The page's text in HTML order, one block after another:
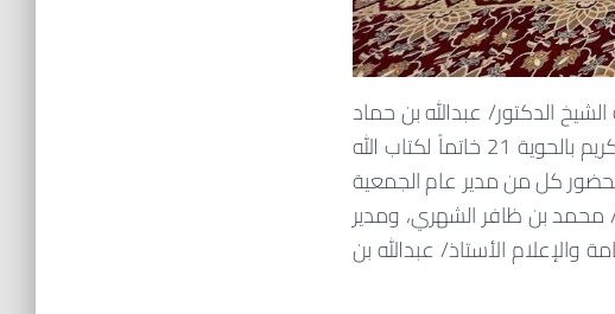
الدكتور/ عبدالله بن حماد
القرشي كرمت جمعية فرقان ممثلة في مركز إشراف حلقات تحفيظ القرآن الكريم بالحوية 21 خاتماً لكتاب الله
يوم الأربعاء 15 ربيع الأول 1446هـ الموافق 18 سبتمبر 2024م بحضور كل من مدير عام الجمعية
محمد بن ظافر الشهري، ومدير
والإعلام الأستاذ/ عبدالله بن